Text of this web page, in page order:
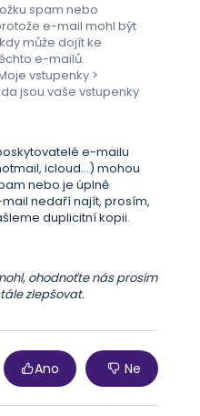
spam nebo
e-mail mohl být
může dojít ke
e-mailů.
vstupenky >
jsou vaše vstupenky
e-mailu
icloud...) mohou
nebo je úplně
nedaří najít, prosím,
duplicitní kopii.
ohodnoťte nás prosím
zlepšovat.
Ano Ne